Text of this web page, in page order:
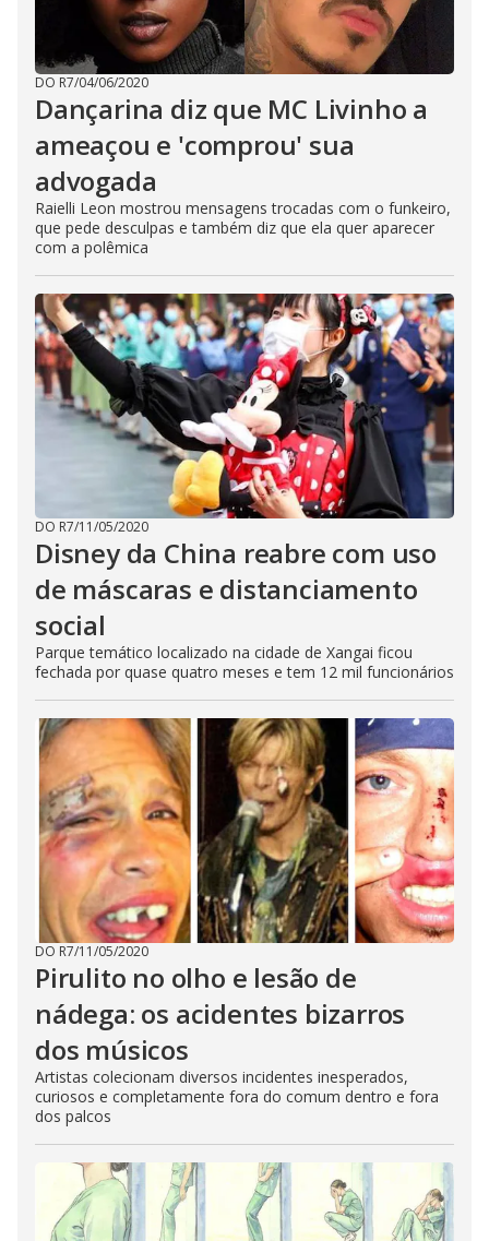
DO R7/04/06/2020
Dançarina diz que MC Livinho a
ameaçou e 'comprou' sua
advogada
Raielli Leon mostrou mensagens trocadas com o funkeiro,
que pede desculpas e também diz que ela quer aparecer
com a polêmica
DO R7/11/05/2020
Disney da China reabre com uso
de máscaras e distanciamento
social
Parque temático localizado na cidade de Xangai ficou
fechada por quase quatro meses e tem 12 mil funcionários
DO R7/11/05/2020
Pirulito no olho e lesão de
nádega: os acidentes bizarros
dos músicos
Artistas colecionam diversos incidentes inesperados,
curiosos e completamente fora do comum dentro e fora
dos palcos